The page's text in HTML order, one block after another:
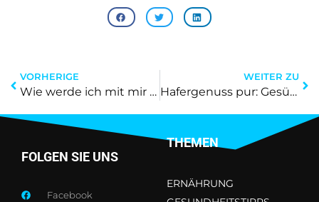
VORHERIGE
Wie werde ich mit mir selbst glücklich : praktischer weg zur ruhe
WEITER ZU
Hafergenuss pur: Gesünderes Leben mit dem das pure brot edeka!
FOLGEN SIE UNS
Facebook
THEMEN
ERNÄHRUNG